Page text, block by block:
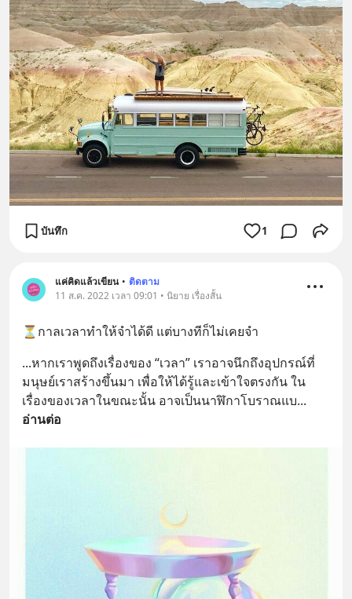
บันทึก 1
แค่คิดแล้วเขียน • ติดตาม
11 ส.ค. 2022 เวลา 09:01 • นิยาย เรื่องสั้น
⏳กาลเวลาทำให้จำได้ดี แต่บางทีก็ไม่เคยจำ
...หากเราพูดถึงเรื่องของ “เวลา” เราอาจนึกถึงอุปกรณ์ที่
มนุษย์เราสร้างขึ้นมา เพื่อให้ได้รู้และเข้าใจตรงกัน ใน
เรื่องของเวลาในขณะนั้น อาจเป็นนาฬิกาโบราณแบ
อ่านต่อ